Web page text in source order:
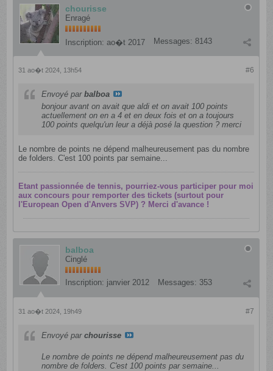
chourisse
Enragé
Inscription: ao�t 2017 Messages: 8143
#6
31 ao�t 2024, 13h54
Envoyé parbalboa
bonjour avant on avait que aldi et on avait 100 points
actuellement on en a 4 et en deux fois et on a toujours
100 points quelqu'un leur a déjà posé la question ? merci
Le nombre de points ne dépend malheureusement pas du nombre
de folders. C'est 100 points par semaine...
Etant passionnée de tennis, pourriez-vous participer pour moi
aux concours pour remporter des tickets (surtout pour
l'European Open d'Anvers SVP) ? Merci d'avance !
balboa
Cinglé
Inscription: janvier 2012 Messages: 353
#7
31 ao�t 2024, 19h49
Envoyé parchourisse
Le nombre de points ne dépend malheureusement pas du
nombre de folders. C'est 100 points par semaine...